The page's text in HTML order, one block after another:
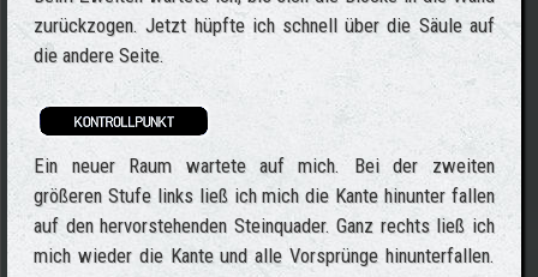
zurückzogen. Jetzt hüpfte ich schnell über die Säule auf
die andere Seite.
Ein neuer Raum wartete auf mich. Bei der zweiten
größeren Stufe links ließ ich mich die Kante hinunter fallen
auf den hervorstehenden Steinquader. Ganz rechts ließ ich
mich wieder die Kante und alle Vorsprünge hinunterfallen.